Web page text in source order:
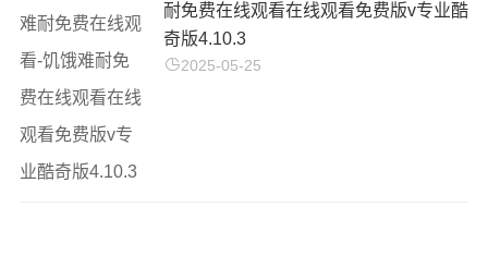
耐免费在线观看在线观看免费版v专业酷
奇版4.10.3
2025-05-25